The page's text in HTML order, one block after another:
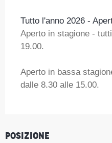
Tutto l'anno 2026 -
Aperto in stagione -
19.00.
Aperto in bassa
dalle 8.30 alle 15.00.
Posizione